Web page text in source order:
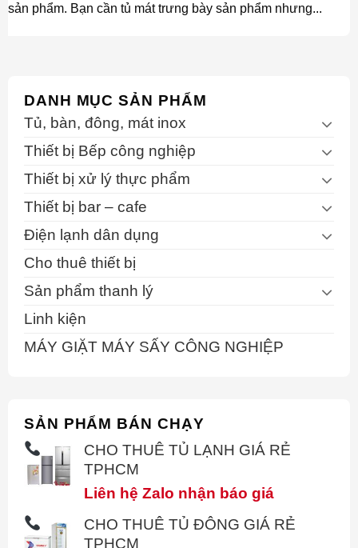
sản phẩm. Bạn cần tủ mát trưng bày sản phẩm nhưng...
DANH MỤC SẢN PHẨM
Tủ, bàn, đông, mát inox
Thiết bị Bếp công nghiệp
Thiết bị xử lý thực phẩm
Thiết bị bar – cafe
Điện lạnh dân dụng
Cho thuê thiết bị
Sản phẩm thanh lý
Linh kiện
MÁY GIẶT MÁY SẤY CÔNG NGHIỆP
SẢN PHẨM BÁN CHẠY
CHO THUÊ TỦ LẠNH GIÁ RẺ
TPHCM
Liên hệ Zalo nhận báo giá
CHO THUÊ TỦ ĐÔNG GIÁ RẺ
TPHCM